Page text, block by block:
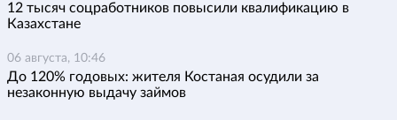
12 тысяч соцработников повысили квалификацию в
Казахстане
06 августа, 10:46
До 120% годовых: жителя Костаная осудили за
незаконную выдачу займов